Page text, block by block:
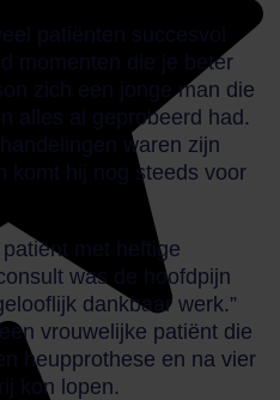
patiënten succesvol
momenten die je beter
zich een jonge man die
alles al geprobeerd had.
waren zijn
komt hij nog steeds voor
met heftige
was de hoofdpijn
dankbaar werk.”
vrouwelijke patiënt die
heupprothese en na vier
kon lopen.